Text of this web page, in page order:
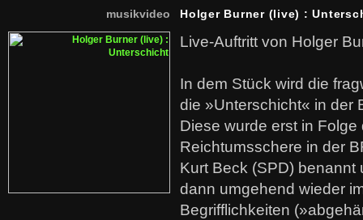
musikvideo Holger Burner (live) :
Live-Auftritt von Holger
In dem Stück wird die
die »Unterschicht« in der
Diese wurde erst in
Reichtumsschere in der
Kurt Beck (SPD)
dann umgehend wieder
Begrifflichkeiten